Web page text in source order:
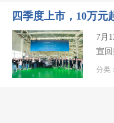
四季度上市，10万元
7月
宣
分类